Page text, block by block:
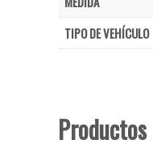
TIPO DE VEHÍCULO